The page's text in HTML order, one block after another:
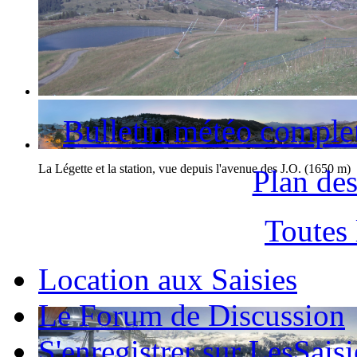
La station des Saisies et le Mont-Blanc
La Légette et la station, vue depuis l'avenue des J.O. (1650 m)
Bulletin météo
Plan
Toutes
Location aux Saisies
Le Forum de Discussion